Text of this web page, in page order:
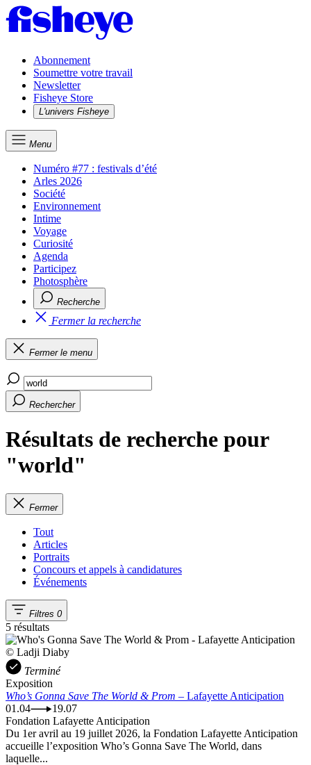
Abonnement
Soumettre votre travail
Newsletter
Fisheye Store
L'univers Fisheye
Menu
Numéro #77 : festivals d’été
Arles 2026
Société
Environnement
Intime
Voyage
Curiosité
Agenda
Participez
Photosphère
Recherche
Fermer la recherche
Fermer le menu
Rechercher
Résultats de recherche pour
"world"
Fermer
Tout
Articles
Portraits
Concours et appels à candidatures
Événements
Filtres 0
5 résultats
© Ladji Diaby
Terminé
Exposition
Who’s Gonna Save The World & Prom – Lafayette Anticipation
01.04
19.07
Fondation Lafayette Anticipation
Du 1er avril au 19 juillet 2026, la Fondation Lafayette Anticipation
accueille l’exposition Who’s Gonna Save The World, dans
laquelle...